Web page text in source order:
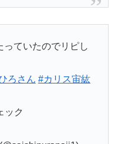
ていたのでリピし
ろさん #カリス宙紘
ック